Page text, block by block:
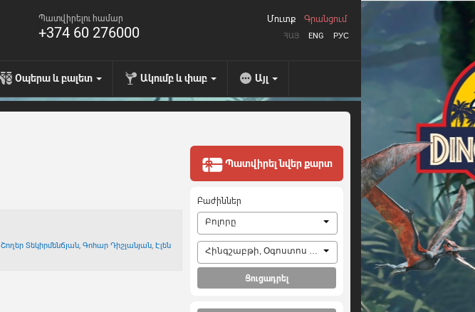
Պատվիրելու համար
+374 60 276000 ՀԱՅ ENG РУС
Մուտք Գրանցում
Օպերա և բալետ Ակումբ և փաբ Այլ
Շողեր Տեկիրմենճյան, Գոհար Դիշլանյան, Էլեն
Պատվիրել նվեր քարտ
Բաժիններ
Բոլորը
Հինգշաբթի, Օգոստոս 6, 2026
Ցուցադրել